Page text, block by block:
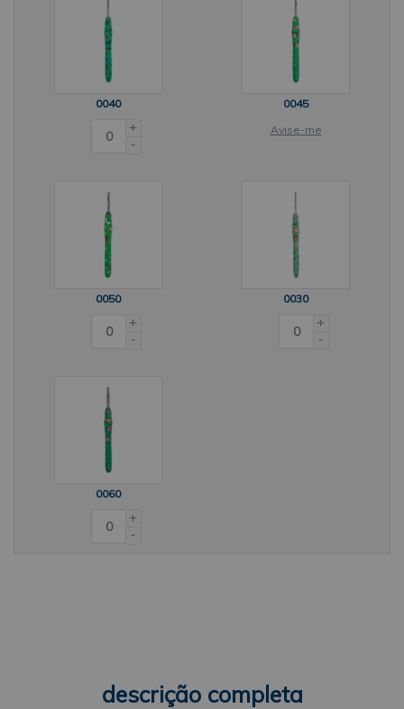
0040
+
-
0045
Avise-me
0050
+
-
0030
+
-
0060
+
-
descrição completa